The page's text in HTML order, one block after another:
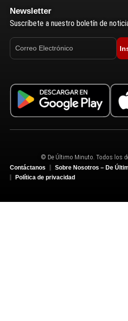
Newsletter
Suscríbete a nuestro boletín de
© De Último Minuto. Todos los
Contáctanos
Sobre Nosotros – De
Política de privacidad